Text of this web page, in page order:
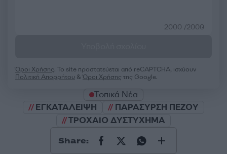
2000 /2000
Όροι Χρήσης. Το site προστατεύεται από reCAPTCHA, ισχύουν
Πολιτική Απορρήτου &Όροι Χρήσης της Google.
Τοπικά Νέα
ΕΓΚΑΤΑΛΕΙΨΗ
ΠΑΡΑΣΥΡΣΗ ΠΕΖΟΥ
ΤΡΟΧΑΙΟ ΔΥΣΤΥΧΗΜΑ
Share: